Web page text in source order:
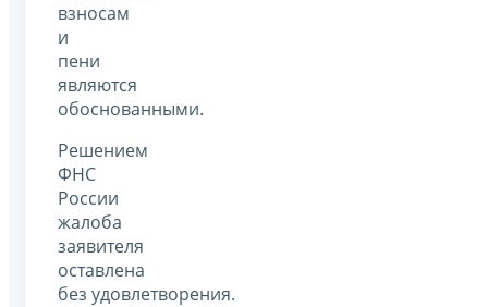
взносам
и
пени
являются
обоснованными.
Решением
ФНС
России
жалоба
заявителя
оставлена
без удовлетворения.